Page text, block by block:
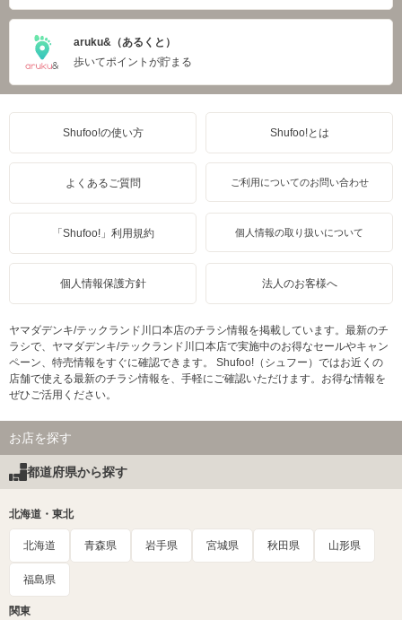
aruku&（あるくと）
歩いてポイントが貯まる
Shufoo!の使い方 Shufoo!とは
よくあるご質問 ご利用についてのお問い合わせ
「Shufoo!」利用規約 個人情報の取り扱いについて
個人情報保護方針 法人のお客様へ
ヤマダデンキ/テックランド川口本店のチラシ情報を掲載しています。最新のチ
ラシで、ヤマダデンキ/テックランド川口本店で実施中のお得なセールやキャン
ペーン、特売情報をすぐに確認できます。 Shufoo!（シュフー）ではお近くの
店舗で使える最新のチラシ情報を、手軽にご確認いただけます。お得な情報を
ぜひご活用ください。
お店を探す
都道府県から探す
北海道・東北
北海道 青森県 岩手県 宮城県 秋田県 山形県
福島県
関東